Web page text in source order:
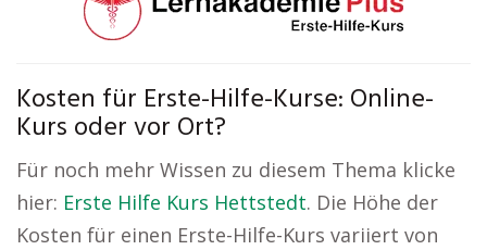
Kosten für Erste-Hilfe-Kurse: Online-
Kurs oder vor Ort?
Für noch mehr Wissen zu diesem Thema klicke
hier: Erste Hilfe Kurs Hettstedt. Die Höhe der
Kosten für einen Erste-Hilfe-Kurs variiert von